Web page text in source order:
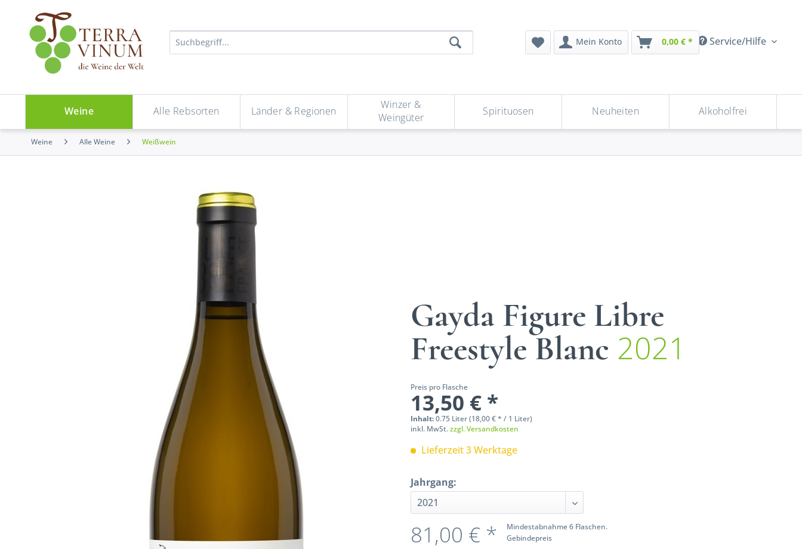
Service/Hilfe
Mein Konto 0,00 € *
Weine Alle Rebsorten Länder & Regionen
Winzer &
Weingüter
Spirituosen Neuheiten Alkoholfrei
Weine Alle Weine Weißwein
Gayda Figure Libre
Freestyle Blanc 2021
Preis pro Flasche
13,50 € *
Inhalt:0.75 Liter (18,00 € * / 1 Liter)
inkl. MwSt.zzgl. Versandkosten
Lieferzeit 3 Werktage
Jahrgang:
Mindestabnahme 6 Flaschen.
Gebindepreis
81,00 € *